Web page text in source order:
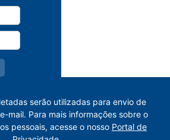
serão utilizadas para envio de
mail. Para mais informações sobre o
pessoais, acesse o nosso Portal de